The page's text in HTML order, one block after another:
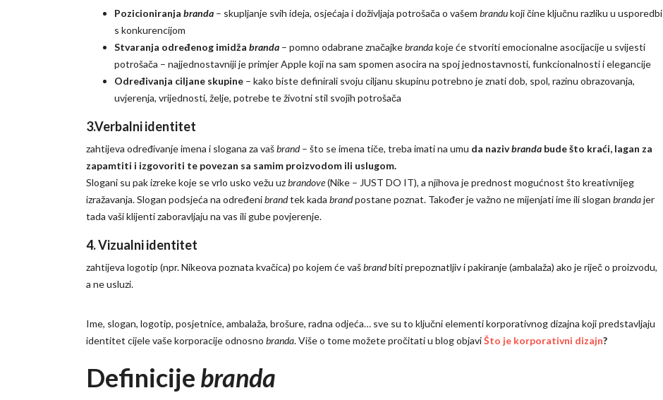
Pozicioniranja branda – skupljanje svih ideja, osjećaja i doživljaja potrošača o vašem brandukoji čine ključnu razliku u usporedbi
s konkurencijom
Stvaranja određenog imidža branda – pomno odabrane značajkebrandakoje će stvoriti emocionalne asocijacije u svijesti
potrošača – najjednostavniji je primjer Apple koji na sam spomen asocira na spoj jednostavnosti, funkcionalnosti i elegancije
Određivanja ciljane skupine – kako biste definirali svoju ciljanu skupinu potrebno je znati dob, spol, razinu obrazovanja,
uvjerenja, vrijednosti, želje, potrebe te životni stil svojih potrošača
3.Verbalni identitet
zahtijeva određivanje imena i slogana za vašbrand– što se imena tiče, treba imati na umu da nazivbranda bude što kraći, lagan za
zapamtiti i izgovoriti te povezan sa samim proizvodom ili uslugom.
Slogani su pak izreke koje se vrlo usko vežu uzbrandove(Nike – JUST DO IT), a njihova je prednost mogućnost što kreativnijeg
izražavanja. Slogan podsjeća na određenibrandtek kada brandpostane poznat. Također je važno ne mijenjati ime ili slogan brandajer
tada vaši klijenti zaboravljaju na vas ili gube povjerenje.
4. Vizualni identitet
zahtijeva logotip (npr. Nikeova poznata kvačica) po kojem će vašbrandbiti prepoznatljiv i pakiranje (ambalaža) ako je riječ o proizvodu,
a ne usluzi.
Ime, slogan, logotip, posjetnice, ambalaža, brošure, radna odjeća… sve su to ključni elementi korporativnog dizajna koji predstavljaju
identitet cijele vaše korporacije odnosno branda. Više o tome možete pročitati u blog objaviŠto je korporativni dizajn?
Definicije branda